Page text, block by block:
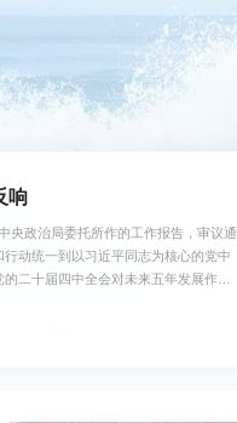
响
央政治局委托所作的工作报告，审议通
动统一到以习近平同志为核心的党中
二十届四中全会对未来五年发展作出